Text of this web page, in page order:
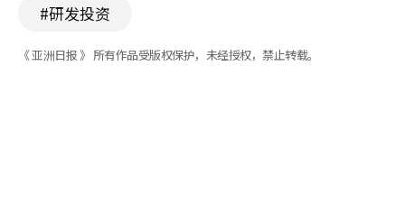
#研发投资
《 亚洲日报 》 所有作品受版权保护，未经授权，禁止转载。